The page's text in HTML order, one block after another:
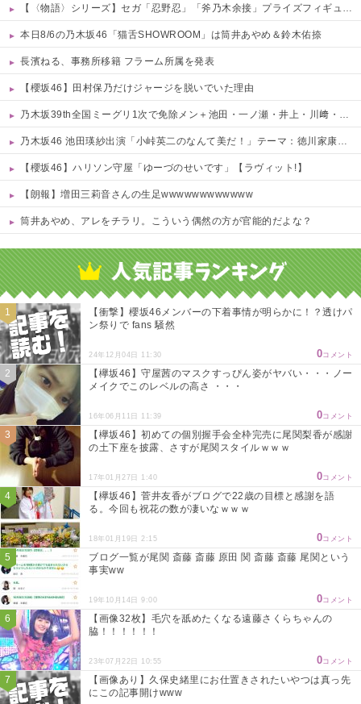
【〈物語〉シリーズ】セガ「忍野忍」「斧乃木余接」プライズフィギュア【彩色原型公開】
本日8/6の乃木坂46「猫舌SHOWROOM」は筒井あやめ＆鈴木佑捺
長濱ねる、事務所移籍 フラーム所属を発表
【櫻坂46】田村保乃だけジャージを脱いでいた理由
乃木坂39th全国ミーグリ1次で免除メン＋池田・一ノ瀬・井上・川﨑・菅原・中西が全完売
乃木坂46 池田瑛紗出演「小峠英二のなんて美だ！」テーマ：徳川家康【2025.8.5 24:00〜 TOKYO MX】
【櫻坂46】ハリソン守屋「ゆーづのせいです」【ラヴィット!】
【朗報】増田三莉音さんの生足wwwwwwwwwwww
筒井あやめ、アレをチラリ。こういう偶然の方が官能的だよな？
【衝撃】櫻坂46メンバーの下着事情が明らかに！？透けパ
ン祭りで fans 騒然
24年12月04日 11:30 0コメント
【欅坂46】守屋茜のマスクすっぴん姿がヤバい・・・ノー
メイクでこのレベルの高さ ・・・
16年06月11日 11:39 0コメント
【欅坂46】初めての個別握手会全枠完売に尾関梨香が感謝
の土下座を披露、さすが尾関スタイルｗｗｗ
17年01月27日 1:40 0コメント
【欅坂46】菅井友香がブログで22歳の目標と感謝を語
る。今回も祝花の数が凄いなｗｗｗ
18年01月19日 2:15 0コメント
ブログ一覧が尾関 斎藤 斎藤 原田 関 斎藤 斎藤 尾関という
事実ww
19年10月14日 9:00 0コメント
【画像32枚】毛穴を舐めたくなる遠藤さくらちゃんの
脇！！！！！！
23年07月22日 10:55 0コメント
【画像あり】久保史緒里にお仕置きされたいやつは真っ先
にこの記事開けwww